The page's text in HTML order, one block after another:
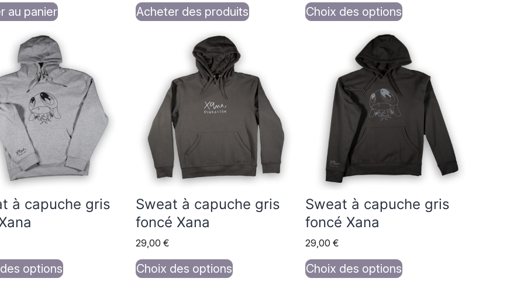
au panier Acheter des produits Choix des options
du
à capuche gris
options
Sweat à capuche gris
foncé Xana
29,00 €
Choix des options
plusieurs
variations.
Les
options
peuvent
être
choisies
sur
la
page
du
Sweat à capuche gris
foncé Xana
29,00 €
Choix des options
plusieurs
variations.
options
peuvent
être
choisies
sur
la
page
du